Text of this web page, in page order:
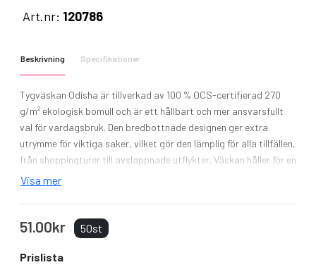
Art.nr: 120786
Beskrivning Specifikationer
Tygväskan Odisha är tillverkad av 100 % OCS-certifierad 270
g/m² ekologisk bomull och är ett hållbart och mer ansvarsfullt
val för vardagsbruk. Den bredbottnade designen ger extra
utrymme för viktiga saker, vilket gör den lämplig för alla tillfällen,
från shoppingturer till avslappnade utflykter. Väskan håller för en
vikt på upp till 10 kilo. Volymkapacitet: 10 liter.
Visa mer
51.00kr 50st
Prislista